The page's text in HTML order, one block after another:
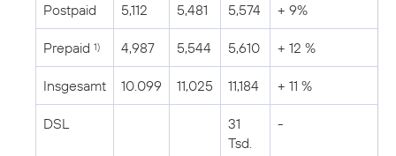
Postpaid 5,112 5,481 5,574 + 9%
Prepaid 1) 4,987 5,544 5,610 + 12 %
Insgesamt 10.099 11,025 11,184 + 11 %
DSL
31
Tsd.
-